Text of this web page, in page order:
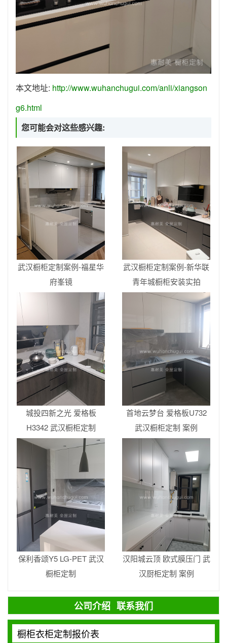
本文地址: http://www.wuhanchugui.com/anli/xiangson
g6.html
您可能会对这些感兴趣:
武汉橱柜定制案例-福星华
府峯镜
武汉橱柜定制案例-新华联
青年城橱柜安装实拍
城投四新之光 爱格板
H3342 武汉橱柜定制
首地云梦台 爱格板U732
武汉橱柜定制 案例
保利香颂Y5 LG-PET 武汉
橱柜定制
汉阳城云顶 欧式膜压门 武
汉厨柜定制 案例
公司介绍 联系我们
橱柜衣柜定制报价表